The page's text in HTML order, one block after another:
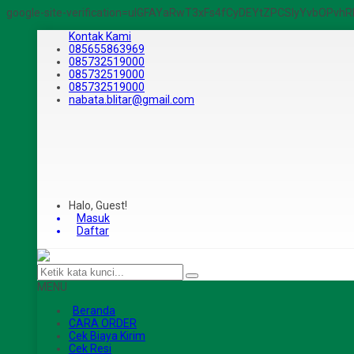
google-site-
Kontak Kami
085655863969
085732519000
085732519000
085732519000
nabata.blitar@gmail.com
Halo, Guest!
Masuk
Daftar
MENU
Beranda
CARA ORDER
Cek Biaya Kirim
Cek Resi